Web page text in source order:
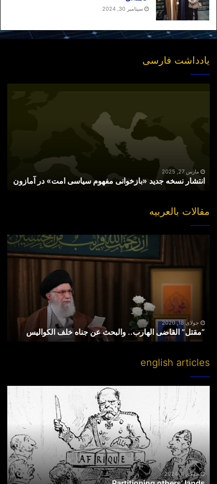
سپتامبر 30, 2024
یادداشت فارسی
آمازونمارس 27, 2025
انتشار نسخه جدید «بازخوانی مفهوم سیاسی امت» در آمازون
مقالات بالعربیه
والبحث
جولای 18, 2020
“مقتل” القاضی الهارب.. والبحث عن جناه خلف الکوالیس
english articles
others’
جولای 4, 2024